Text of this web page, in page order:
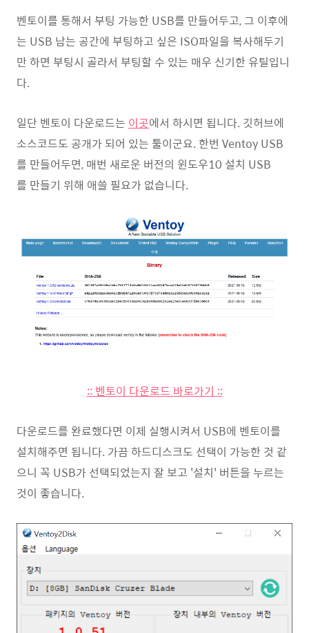
벤토이를 통해서 부팅 가능한 USB를 만들어두고, 그 이후에
는 USB 남는 공간에 부팅하고 싶은 ISO파일을 복사해두기
만 하면 부팅시 골라서 부팅할 수 있는 매우 신기한 유틸입니
다.
일단 벤토이 다운로드는 이곳에서 하시면 됩니다. 깃허브에
소스코드도 공개가 되어 있는 툴이군요. 한번 Ventoy USB
를 만들어두면, 매번 새로운 버전의 윈도우10 설치 USB
를 만들기 위해 애쓸 필요가 없습니다.
:: 벤토이 다운로드 바로가기 ::
다운로드를 완료했다면 이제 실행시켜서 USB에 벤토이를
설치해주면 됩니다. 가끔 하드디스크도 선택이 가능한 것 같
으니 꼭 USB가 선택되었는지 잘 보고 '설치' 버튼을 누르는
것이 좋습니다.